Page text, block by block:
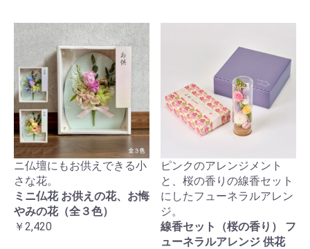
ニ仏壇にもお供えできる小
さな花。
ミニ仏花 お供えの花、お悔
やみの花（全３色）
￥2,420
ピンクのアレンジメント
と、桜の香りの線香セット
にしたフューネラルアレン
ジ。
線香セット（桜の香り） フ
ューネラルアレンジ 供花